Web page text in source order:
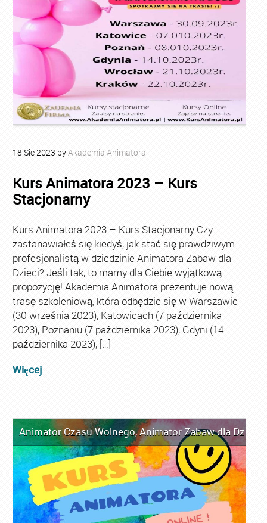
18 Sie2023 byAkademia Animatora
Kurs Animatora 2023 – Kurs
Stacjonarny
Kurs Animatora 2023 – Kurs Stacjonarny Czy
zastanawiałeś się kiedyś, jak stać się prawdziwym
profesjonalistą w dziedzinie Animatora Zabaw dla
Dzieci? Jeśli tak, to mamy dla Ciebie wyjątkową
propozycję! Akademia Animatora prezentuje nową
trasę szkoleniową, która odbędzie się w Warszawie
(30 września 2023), Katowicach (7 października
2023), Poznaniu (7 października 2023), Gdyni (14
października 2023), […]
Więcej
Animator Czasu Wolnego,Animator Zabaw dla Dzieci